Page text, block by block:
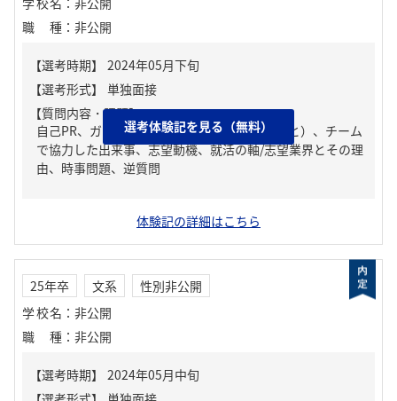
職種 ： 非公開
【質問内容・課題】
自己PR、ガクチカ（学生時代に力を入れたこと）、チーム
で協力した出来事、志望動機、就活の軸/志望業界とその理
由、時事問題、逆質問
選考体験記を見る（無料）
体験記の詳細はこちら
25年卒 文系
性別非公開
学校名 ： 非公開
職種 ： 非公開